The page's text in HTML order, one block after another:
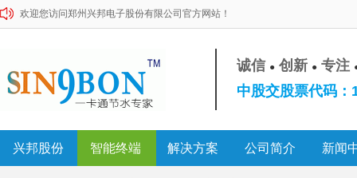
欢迎您访问郑州兴邦电子股份有限公司官方网站！
诚信 ● 创新 ● 专注
中股交股票代码：
兴邦股份 智能终端 解决方案 公司简介 新闻